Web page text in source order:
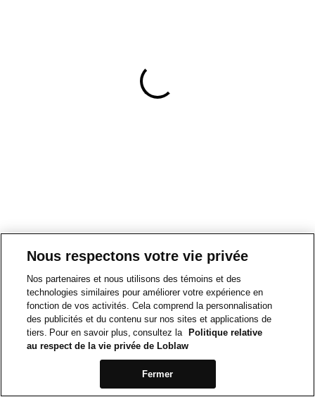
Nous respectons votre vie privée
Nos partenaires et nous utilisons des témoins et des
technologies similaires pour améliorer votre expérience en
fonction de vos activités. Cela comprend la personnalisation
des publicités et du contenu sur nos sites et applications de
tiers. Pour en savoir plus, consultez la
Politique relative
au respect de la vie privée de Loblaw
Fermer